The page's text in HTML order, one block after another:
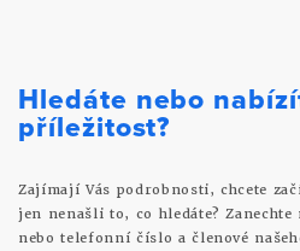
Hledáte nebo
příležitost?
Zajímají Vás podrobnosti, chcete
jen nenašli to, co hledáte?
nebo telefonní číslo a členové